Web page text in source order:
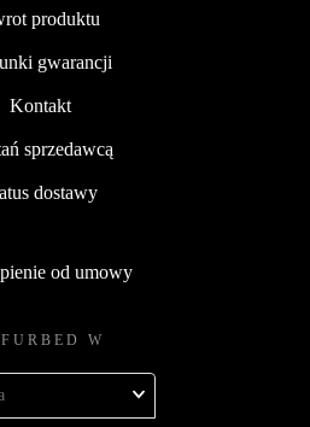
produktu
gwarancji
Kontakt
sprzedawcą
dostawy
od umowy
W